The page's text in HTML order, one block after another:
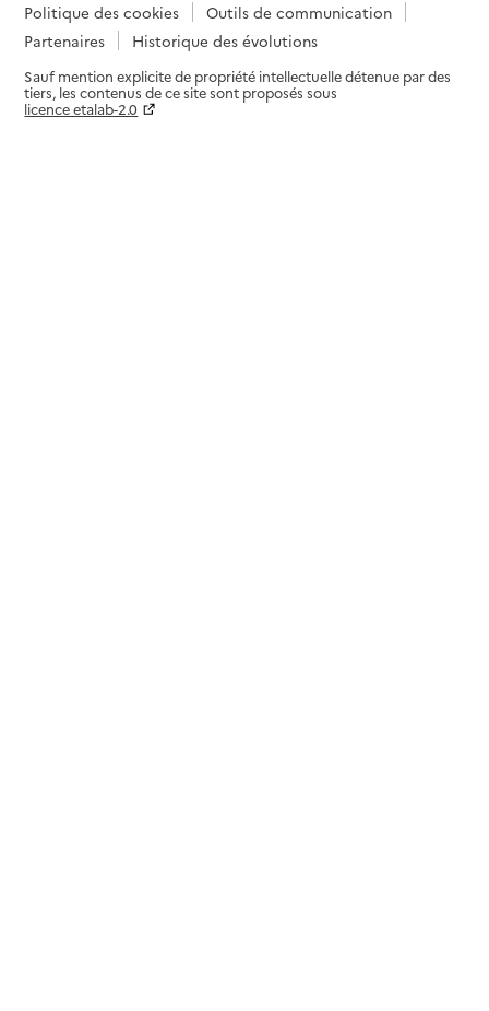
Politique des cookies
Outils de communication
Partenaires
Historique des évolutions
Sauf mention explicite de propriété intellectuelle détenue par des
tiers, les contenus de ce site sont proposés sous
licence etalab-2.0